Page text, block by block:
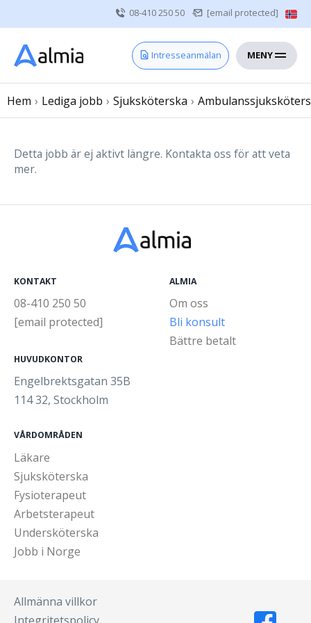
08-410 250 50 [email protected]
Intresseanmälan MENY
Hem
Vårdgivare
Om oss
Sjuksköterska
Läkare
Hem › Lediga jobb › Sjuksköterska ›
Detta jobb är ej aktivt längre. Kontakta oss för att veta
mer.
KONTAKT
08-410 250 50
[email protected]
HUVUDKONTOR
Engelbrektsgatan 35B
114 32, Stockholm
ALMIA
Om oss
Bli konsult
Bättre betalt
VÅRDOMRÅDEN
Läkare
Sjuksköterska
Fysioterapeut
Arbetsterapeut
Undersköterska
Jobb i Norge
Allmänna villkor
Integritetspolicy